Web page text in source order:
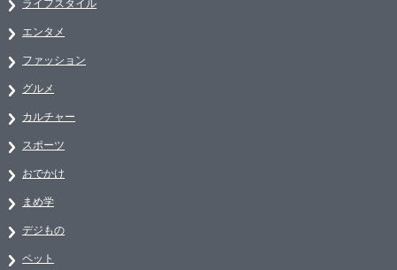
ライフスタイル
エンタメ
ファッション
グルメ
カルチャー
スポーツ
おでかけ
まめ学
デジもの
ペット